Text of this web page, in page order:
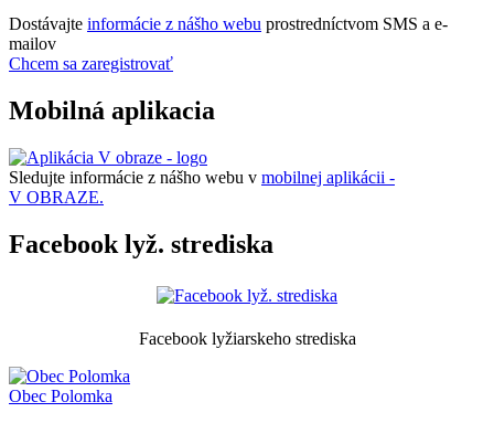
Dostávajte informácie z nášho webu prostredníctvom SMS a e-
mailov
Chcem sa zaregistrovať
Mobilná aplikacia
Sledujte informácie z nášho webu v mobilnej aplikácii -
V OBRAZE.
Facebook lyž. strediska
Facebook lyžiarskeho strediska
Obec Polomka